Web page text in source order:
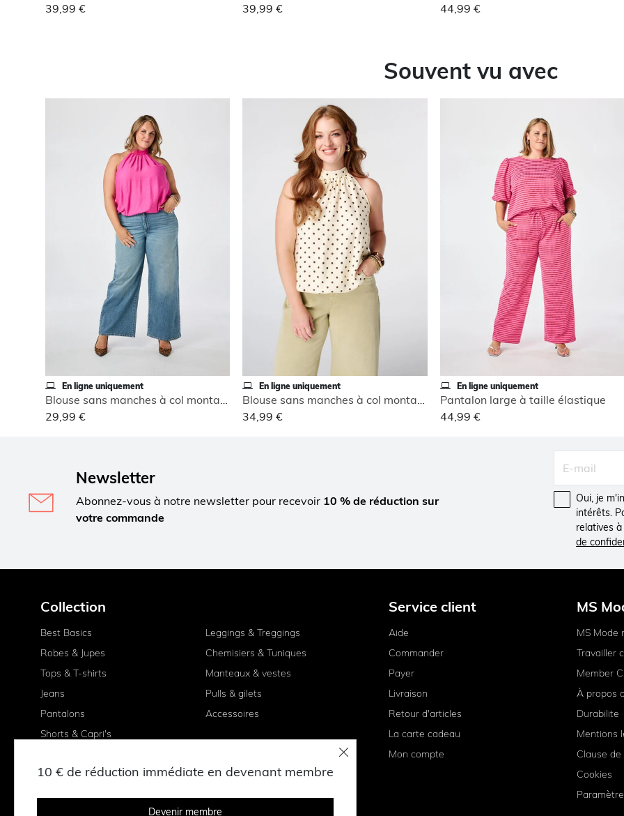
39,99 €
39,99 €
44,99 €
Souvent vu avec
En ligne uniquement
Blouse sans manches à col montant
29,99 €
En ligne uniquement
Blouse sans manches à col montant
34,99 €
En ligne uniquement
Pantalon large à taille élastique
44,99 €
Newsletter
Abonnez-vous à notre newsletter pour recevoir 10 % de réduction sur
votre commande
Oui, je
intérêts.
relatives
de
Collection
Best Basics
Robes & Jupes
Tops & T-shirts
Jeans
Pantalons
Shorts & Capri's
Leggings & Treggings
Chemisiers & Tuniques
Manteaux & vestes
Pulls & gilets
Accessoires
Service client
Aide
Commander
Payer
Livraison
Retour d'articles
La carte cadeau
Mon compte
MS
MS Mode
Travailler
Member
À propos
Durabilite
Mentions
Clause
Cookies
10 € de réduction immédiate en devenant membre
Devenir membre